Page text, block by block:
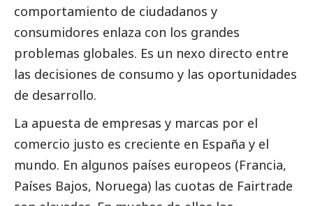
comportamiento de ciudadanos y
consumidores enlaza con los grandes
problemas globales. Es un nexo directo entre
las decisiones de consumo y las oportunidades
de desarrollo.
La apuesta de empresas y marcas por el
comercio justo es creciente en España y el
mundo. En algunos países europeos (Francia,
Países Bajos, Noruega) las cuotas de Fairtrade